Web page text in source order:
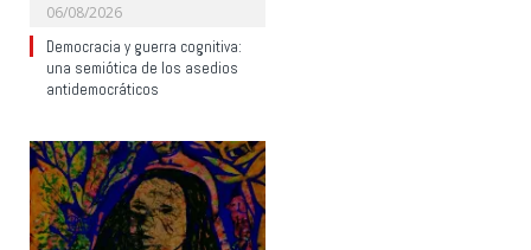
06/08/2026
Democracia y guerra cognitiva:
una semiótica de los asedios
antidemocráticos